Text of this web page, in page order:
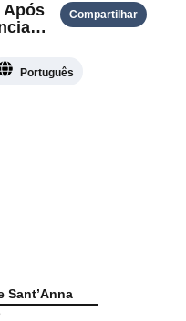
Após
Compartilhar
Português
Sant’Anna